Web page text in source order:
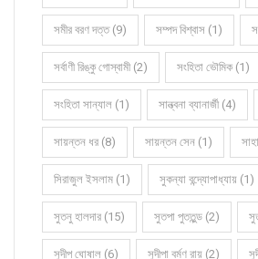
সমীর বরণ দত্ত (9) সম্পদ বিশ্বাস (1)
সর্বাণী রিঙ্কু গোস্বামী (2) সংহিতা ভৌমিক (1)
সংহিতা সান্যাল (1) সান্ত্বনা ব্যানার্জী (4)
সায়ন্তন ধর (8) সায়ন্তন সেন (1)
সিরাজুল ইসলাম (1) সুকন্যা বন্দ্যোপাধ্যায় (1)
সুতনু হালদার (15) সুতপা পুততুন্ড (2)
সুদীপ ঘোষাল (6) সুদীপা বর্মণ রায় (2)